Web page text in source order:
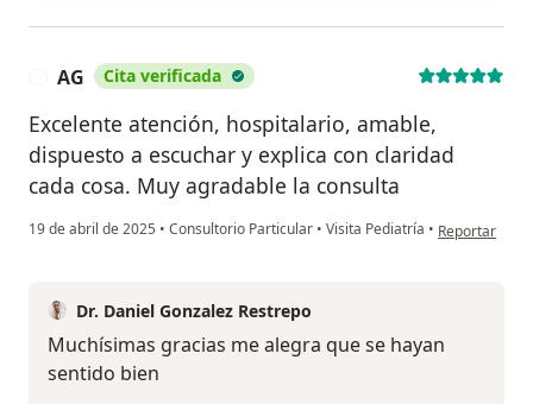
AG Cita verificada
Excelente atención, hospitalario, amable,
dispuesto a escuchar y explica con claridad
cada cosa. Muy agradable la consulta
19 de abril de 2025 • Consultorio Particular • Visita Pediatría • en opinión
Reportar
Dr. Daniel Gonzalez Restrepo
Muchísimas gracias me alegra que se hayan
sentido bien